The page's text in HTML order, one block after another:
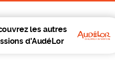
les autres
d'AudéLor